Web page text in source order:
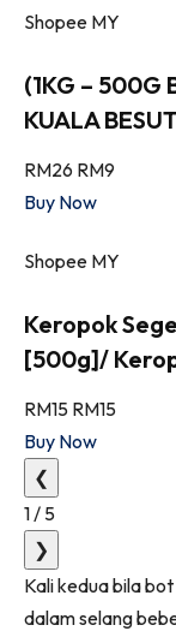
Shopee MY
(1KG – 500G
KUALA
RM26 RM9
Buy Now
Shopee MY
Keropok
[500g]/
RM15 RM15
Buy Now
❮
1/ 5
❯
Kali kedua bila
dalam selang